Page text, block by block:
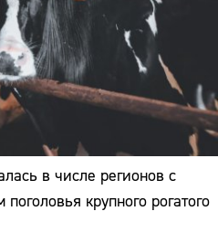
в числе регионов с
крупного рогатого